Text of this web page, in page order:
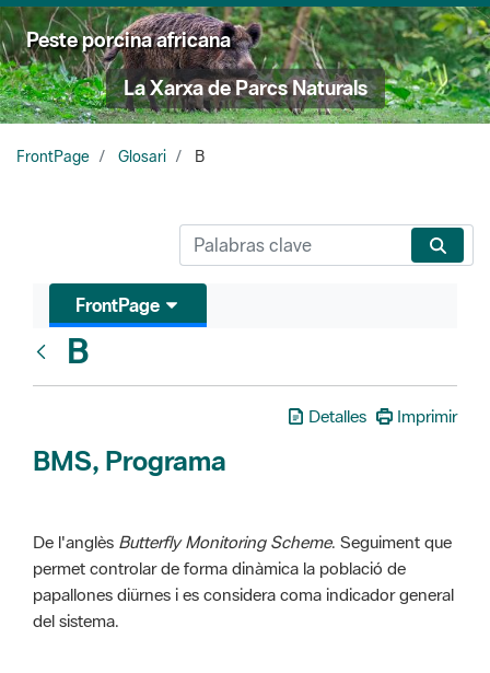
Peste porcina africana
La Xarxa de Parcs Naturals
FrontPage Glosari B
FrontPage
B
Detalles Imprimir
BMS, Programa
De l'anglès Butterfly Monitoring Scheme. Seguiment que
permet controlar de forma dinàmica la població de
papallones diürnes i es considera coma indicador general
del sistema.